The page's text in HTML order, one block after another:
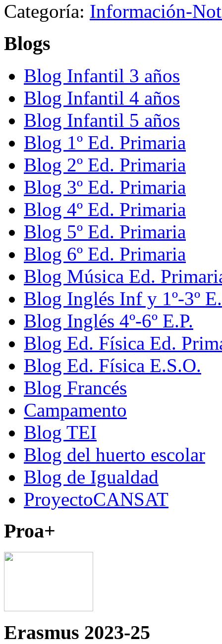
Categoría: Información-
Blogs
Blog Infantil 3 años
Blog Infantil 4 años
Blog Infantil 5 años
Blog 1º Ed. Primaria
Blog 2º Ed. Primaria
Blog 3º Ed. Primaria
Blog 4º Ed. Primaria
Blog 5º Ed. Primaria
Blog 6º Ed. Primaria
Blog Música Ed.
Blog Inglés Inf y 1º-3º
Blog Inglés 4º-6º E.P.
Blog Ed. Física Ed.
Blog Ed. Física E.S.O.
Blog Francés
Campamento
Blog TEI
Blog del huerto escolar
Blog de Igualdad
ProyectoCANSAT
Proa+
Erasmus 2023-25